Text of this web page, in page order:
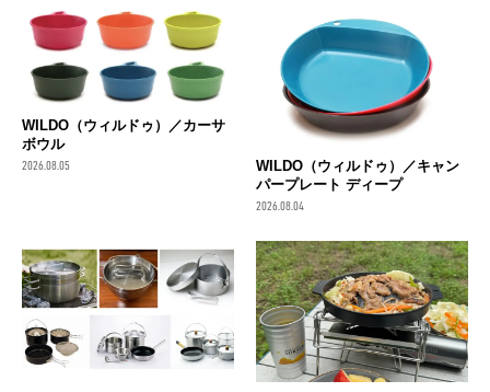
WILDO（ウィルドゥ）／カーサ
ボウル
2026.08.05
WILDO（ウィルドゥ）／キャン
パープレート ディープ
2026.08.04